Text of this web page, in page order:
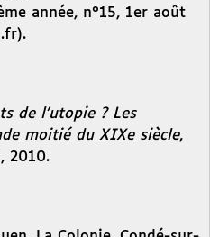
année, n°15, 1er août
de l’utopie ? Les
moitié du XIXe siècle,
2010.